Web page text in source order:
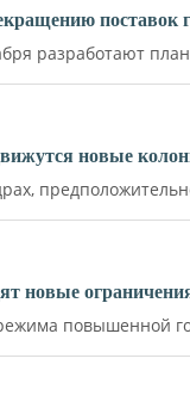
поставок
разработают
новые
новые
повышенной